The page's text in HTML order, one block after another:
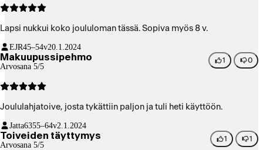
Lapsi nukkui koko joululoman tässä. Sopiva myös 8 v.
EJR45–54v20.1.2024
Makuupussipehmo
Arvosana 5/5
1 0
Joululahjatoive, josta tykättiin paljon ja tuli heti käyttöön.
Jatta6355–64v2.1.2024
Toiveiden täyttymys
Arvosana 5/5
1 1